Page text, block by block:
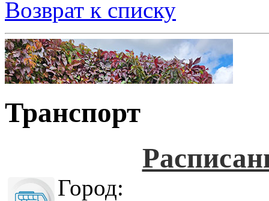
Возврат к списку
Транспорт
Город: